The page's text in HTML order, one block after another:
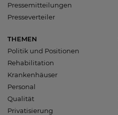
Pressemitteilungen
Presseverteiler
THEMEN
Politik und Positionen
Rehabilitation
Krankenhäuser
Personal
Qualität
Privatisierung